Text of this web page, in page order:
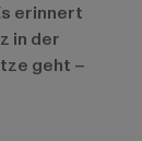
erinnert
in der
geht –